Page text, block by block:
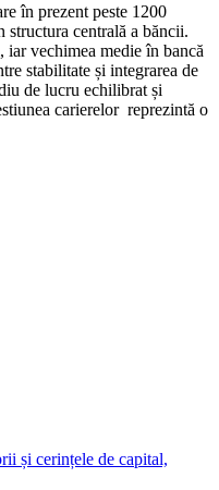
în prezent peste 1200
structura centrală a băncii.
iar vechimea medie în bancă
stabilitate și integrarea de
de lucru echilibrat și
carierelor reprezintă o
și cerințele de capital,